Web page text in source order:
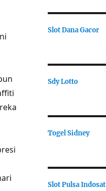
Slot Dana Gacor
Sdy Lotto
Togel Sidney
Slot Pulsa Indosat